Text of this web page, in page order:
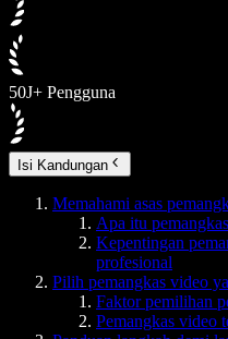
50J+ Pengguna
Isi Kandungan
Memahami asas
Apa itu
Kepentingan
profesional
Pilih pemangkas video
Faktor pemilihan
Pemangkas video